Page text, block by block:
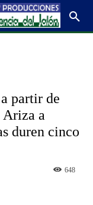
partir de
Ariza a
duren cinco
648